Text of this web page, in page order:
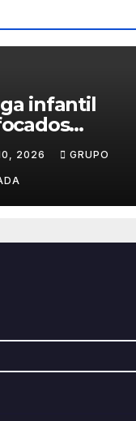
infantil
la unión
con una
en la
2026 GRUPO